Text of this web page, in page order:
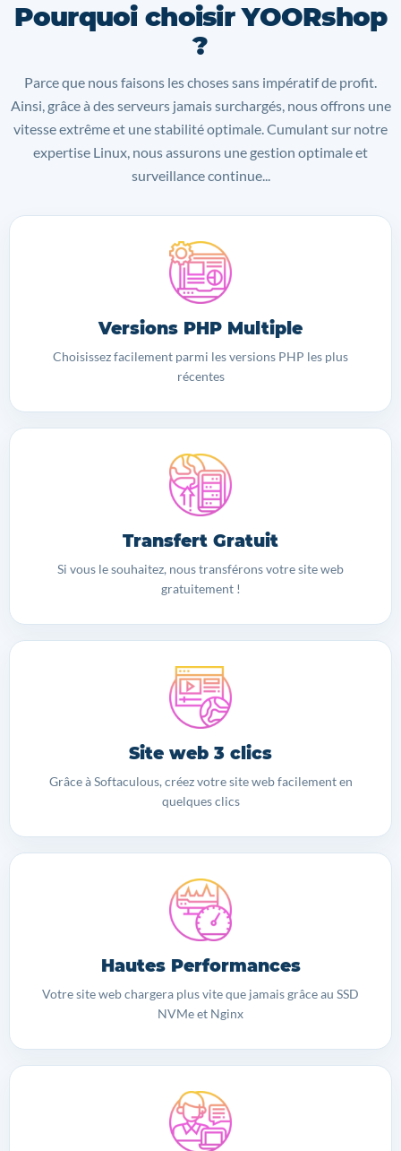
Pourquoi choisir YOORshop
?
Parce que nous faisons les choses sans impératif de profit.
Ainsi, grâce à des serveurs jamais surchargés, nous offrons une
vitesse extrême et une stabilité optimale. Cumulant sur notre
expertise Linux, nous assurons une gestion optimale et
surveillance continue...
Versions PHP Multiple
Choisissez facilement parmi les versions PHP les plus
récentes
Transfert Gratuit
Si vous le souhaitez, nous transférons votre site web
gratuitement !
Site web 3 clics
Grâce à Softaculous, créez votre site web facilement en
quelques clics
Hautes Performances
Votre site web chargera plus vite que jamais grâce au SSD
NVMe et Nginx